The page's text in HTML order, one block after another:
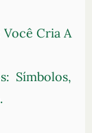
Cria A
Símbolos,